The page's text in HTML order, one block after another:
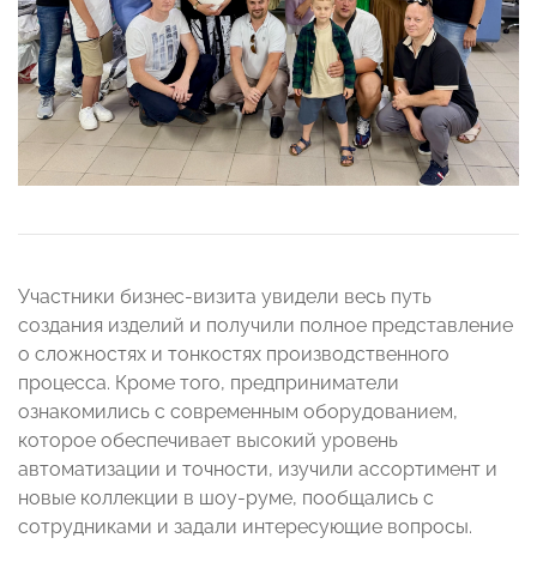
Участники бизнес-визита увидели весь путь
создания изделий и получили полное представление
о сложностях и тонкостях производственного
процесса. Кроме того, предприниматели
ознакомились с современным оборудованием,
которое обеспечивает высокий уровень
автоматизации и точности, изучили ассортимент и
новые коллекции в шоу-руме, пообщались с
сотрудниками и задали интересующие вопросы.